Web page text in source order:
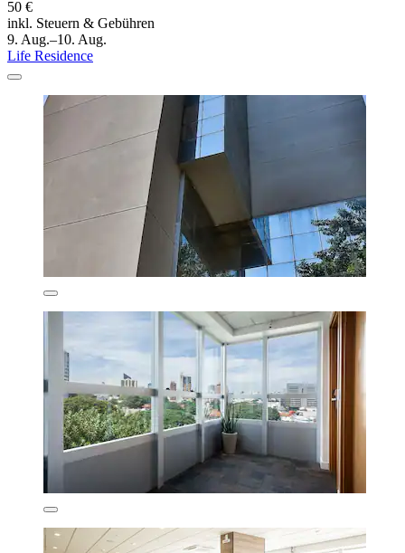
50 €
inkl. Steuern & Gebühren
9. Aug.–10. Aug.
Life Residence